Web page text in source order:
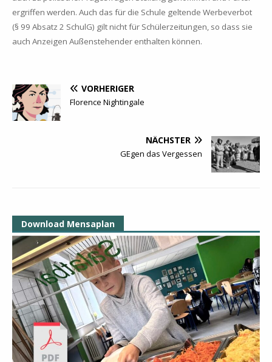
er­grif­fen wer­den. Auch das für die Schu­le gel­ten­de Wer­be­ver­bot
(§ 99 Ab­satz 2 SchulG) gilt nicht für Schü­ler­zei­tun­gen, so dass sie
auch An­zei­gen Au­ßen­ste­hen­der ent­hal­ten kön­nen.
VORHERIGER
Florence Nightingale
NÄCHSTER
GEgen das Vergessen
Download Mensaplan